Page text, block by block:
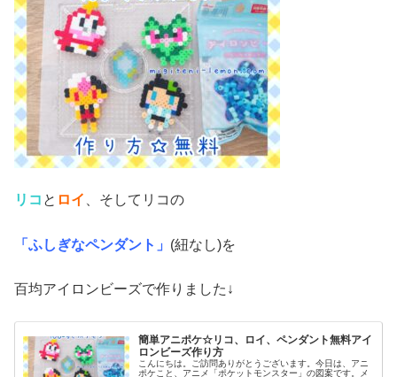
リコ と ロイ 、そしてリコの
「ふしぎなペンダント」 (紐なし)を
百均アイロンビーズで作りました↓
簡単アニポケ☆リコ、ロイ、ペンダント無料アイ
ロンビーズ作り方
こんにちは。ご訪問ありがとうございます。今日は、アニ
ポケこと、アニメ「ポケットモンスター」の図案です。メ